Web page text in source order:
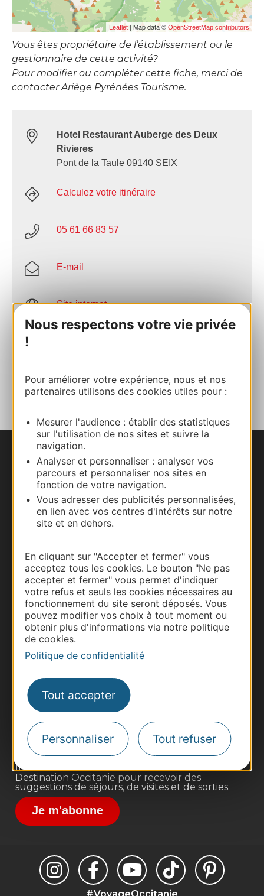
Nous respectons votre vie privée
!
Pour améliorer votre expérience, nous et nos
partenaires utilisons des cookies utiles pour :
Mesurer l'audience : établir des statistiques
sur l'utilisation de nos sites et suivre la
navigation.
Analyser et personnaliser : analyser vos
parcours et personnaliser nos sites en
fonction de votre navigation.
Vous adresser des publicités personnalisées,
en lien avec vos centres d'intérêts sur notre
site et en dehors.
En cliquant sur "Accepter et fermer" vous
acceptez tous les cookies. Le bouton "Ne pas
accepter et fermer" vous permet d'indiquer
votre refus et seuls les cookies nécessaires au
fonctionnement du site seront déposés. Vous
pouvez modifier vos choix à tout moment ou
obtenir plus d'informations via notre politique
de cookies.
Politique de confidentialité
Tout accepter
Personnaliser Tout refuser
Leaflet | Map data © OpenStreetMap contributors
Vous êtes propriétaire de l’établissement ou le
gestionnaire de cette activité?
Pour modifier ou compléter cette fiche, merci de
contacter Ariège Pyrénées Tourisme.
Hotel Restaurant Auberge des Deux
Rivieres
Pont de la Taule 09140 SEIX
Calculez votre itinéraire
05 61 66 83 57
E-mail
Site internet
AJOUTER
AU CARNET
Nous contacter
Carte interactive
Documentation
Thermalisme
Business/Mice
Pros d'Occitanie
Site presse et d'influence
Voyagistes
Destination Sport
Inscrivez-vous à la lettre d'information
Destination Occitanie pour recevoir des
suggestions de séjours, de visites et de sorties.
Je m'abonne